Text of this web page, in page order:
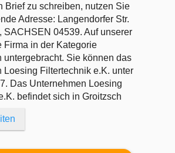
Brief zu schreiben, nutzen Sie
Adresse: Langendorfer Str.
SACHSEN 04539. Auf unserer
Firma in der Kategorie
untergebracht. Sie können das
Loesing Filtertechnik e.K. unter
Das Unternehmen Loesing
befindet sich in Groitzsch